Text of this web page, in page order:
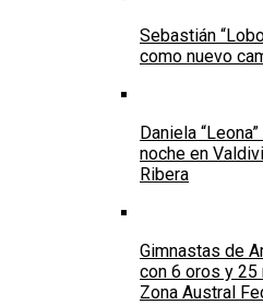
Sebastián
como nuevo
Daniela
noche en
Ribera
Gimnastas de
con 6 oros y 25
Zona Austral